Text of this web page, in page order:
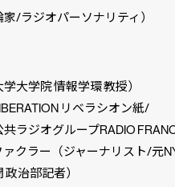
/ラジオパーソナリティ）
大学院 情報学環 教授）
リベラシオン紙/
ループRADIO FRANCE
クラー（ジャーナリスト/元
治部記者）